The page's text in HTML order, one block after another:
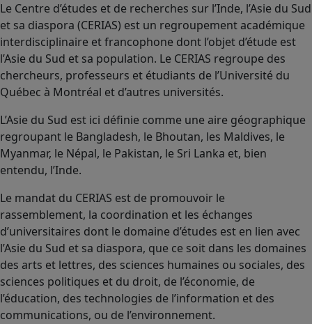
Le Centre d’études et de recherches sur l’Inde, l’Asie du Sud
et sa diaspora (CERIAS) est un regroupement académique
interdisciplinaire et francophone dont l’objet d’étude est
l’Asie du Sud et sa population. Le CERIAS regroupe des
chercheurs, professeurs et étudiants de l’Université du
Québec à Montréal et d’autres universités.
L’Asie du Sud est ici définie comme une aire géographique
regroupant le Bangladesh, le Bhoutan, les Maldives, le
Myanmar, le Népal, le Pakistan, le Sri Lanka et, bien
entendu, l’Inde.
Le mandat du CERIAS est de promouvoir le
rassemblement, la coordination et les échanges
d’universitaires dont le domaine d’études est en lien avec
l’Asie du Sud et sa diaspora, que ce soit dans les domaines
des arts et lettres, des sciences humaines ou sociales, des
sciences politiques et du droit, de l’économie, de
l’éducation, des technologies de l’information et des
communications, ou de l’environnement.